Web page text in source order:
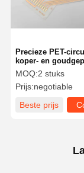
Precieze PET-
koper- en
betrouwbaarheid
MOQ:2 stuks
Prijs:negotiable
Beste prijs